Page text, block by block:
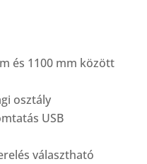
és 1100 mm között
osztály
USB
választható